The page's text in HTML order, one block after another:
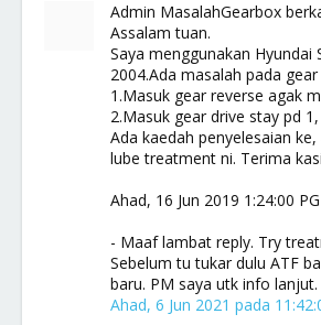
Admin MasalahGearbox
Assalam tuan.
Saya menggunakan Hyundai
2004.Ada masalah pada
1.Masuk gear reverse agak
2.Masuk gear drive stay pd
Ada kaedah penyelesaian
lube treatment ni. Terima
Ahad, 16 Jun 2019 1:24:00
- Maaf lambat reply. Try
Sebelum tu tukar dulu ATF
baru. PM saya utk info lanjut.
Ahad, 6 Jun 2021 pada